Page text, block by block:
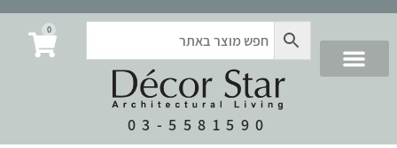
03-5581590
0